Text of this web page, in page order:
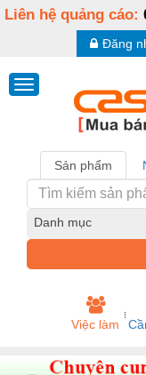
Liên hệ quảng cáo:
Đăng
Sản phẩm
Danh mục
Việc làm